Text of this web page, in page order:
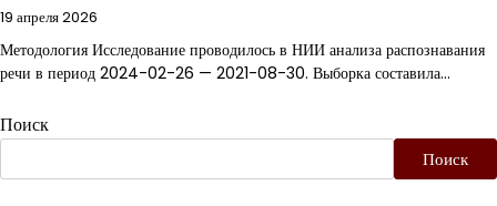
19 апреля 2026
Методология Исследование проводилось в НИИ анализа распознавания
речи в период 2024-02-26 — 2021-08-30. Выборка составила…
Поиск
Поиск